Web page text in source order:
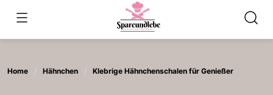
content
Home Hähnchen Klebrige Hähnchenschalen für Genießer